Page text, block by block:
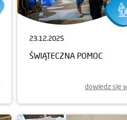
23.12.2025
ŚWIĄTECZNA POMOC
dowiedz się